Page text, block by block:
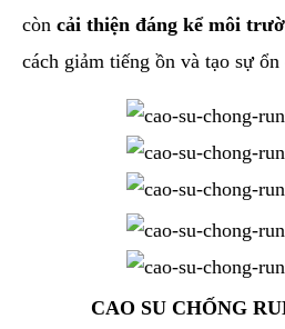
còn cải thiện đáng kể môi
cách giảm tiếng ồn và tạo sự
CAO SU CHỐNG